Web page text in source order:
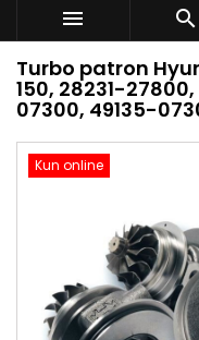
 
Turbo patron
150, 28231-
07300, 49135-
Kun online